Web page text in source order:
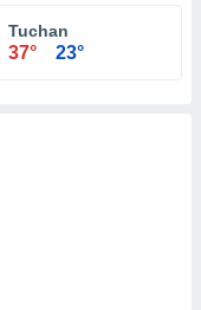
Tuchan
37° 23°